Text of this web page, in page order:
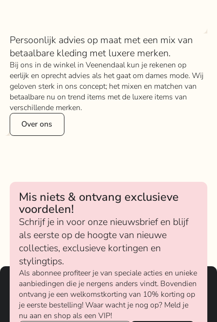
Persoonlijk advies op maat met een mix van
betaalbare kleding met luxere merken.
Bij ons in de winkel in Veenendaal kun je rekenen op
eerlijk en oprecht advies als het gaat om dames mode. Wij
geloven sterk in ons concept; het mixen en matchen van
betaalbare nu on trend items met de luxere items van
verschillende merken.
Over ons
Mis niets & ontvang exclusieve
voordelen!
Schrijf je in voor onze nieuwsbrief en blijf
als eerste op de hoogte van nieuwe
collecties, exclusieve kortingen en
stylingtips.
Als abonnee profiteer je van speciale acties en unieke
aanbiedingen die je nergens anders vindt. Bovendien
ontvang je een welkomstkorting van 10% korting op
je eerste bestelling! Waar wacht je nog op? Meld je
nu aan en shop als een VIP!